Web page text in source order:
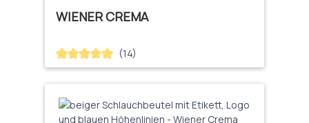
WIENER CREMA
Durchschnittliche Bewertung von 5 von 5 Sternen
(14)